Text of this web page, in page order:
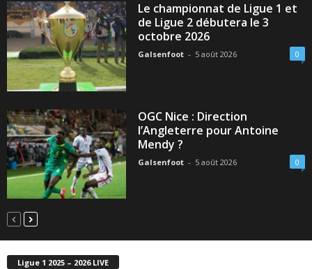
Le championnat de Ligue 1 et
de Ligue 2 débutera le 3
octobre 2026
Galsenfoot - 5 août 2026 0
OGC Nice : Direction
l’Angleterre pour Antoine
Mendy ?
Galsenfoot - 5 août 2026 0
Ligue 1 2025 – 2026 LIVE